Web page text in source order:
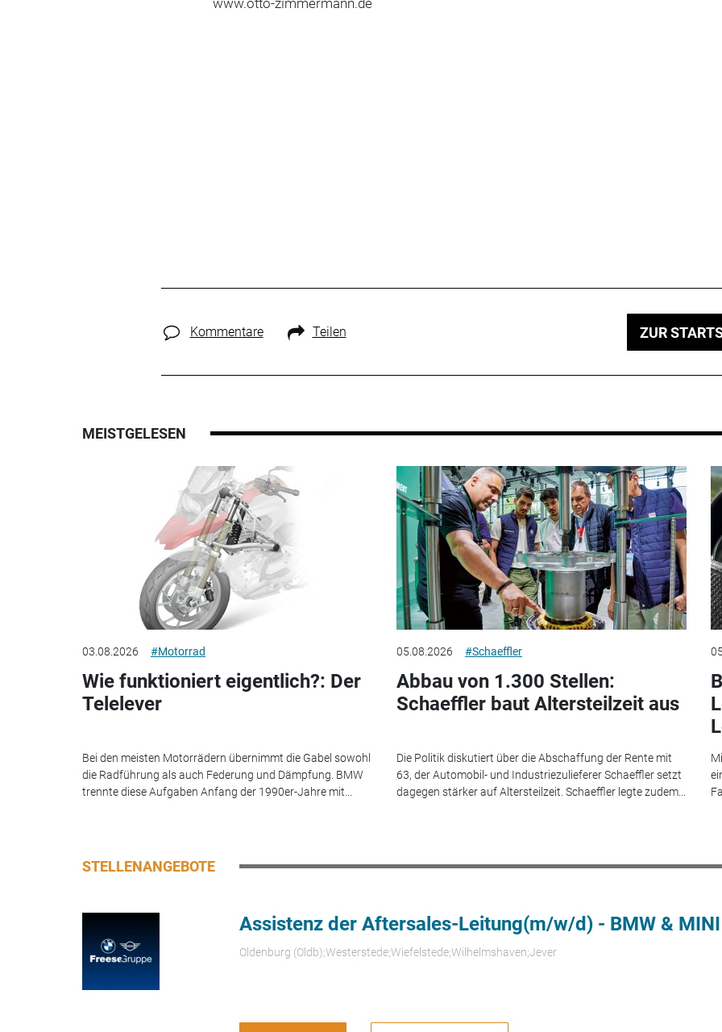
Kommentare Teilen ZUR
MEISTGELESEN
03.08.2026 #Motorrad
Wie funktioniert eigentlich?: Der
Telelever
Bei den meisten Motorrädern übernimmt die Gabel sowohl
die Radführung als auch Federung und Dämpfung. BMW
trennte diese Aufgaben Anfang der 1990er-Jahre mit...
05.08.2026 #Schaeffler
Abbau von 1.300 Stellen:
Schaeffler baut Altersteilzeit aus
Die Politik diskutiert über die Abschaffung der Rente mit
63, der Automobil- und Industriezulieferer Schaeffler setzt
dagegen stärker auf Altersteilzeit. Schaeffler legte zudem...
STELLENANGEBOTE
Assistenz der Aftersales-Leitung(m/w/d) - BMW & MINI
Oldenburg (Oldb);Westerstede;Wiefelstede;Wilhelmshaven;Jever